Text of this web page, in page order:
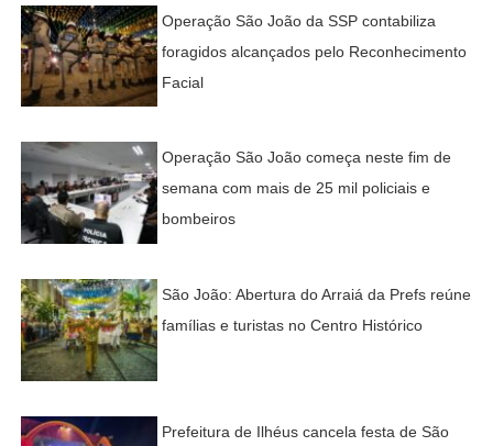
Operação São João da SSP contabiliza
foragidos alcançados pelo Reconhecimento
Facial
Operação São João começa neste fim de
semana com mais de 25 mil policiais e
bombeiros
São João: Abertura do Arraiá da Prefs reúne
famílias e turistas no Centro Histórico
Prefeitura de Ilhéus cancela festa de São